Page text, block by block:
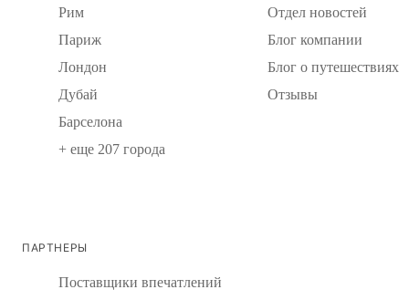
Рим
Париж
Лондон
Дубай
Барселона
+ еще 207 города
Отдел новостей
Блог компании
Блог о путешествиях
Отзывы
ПАРТНЕРЫ
Поставщики впечатлений